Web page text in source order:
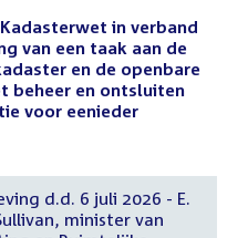
in verband
van een taak aan de
en de openbare
beheer en ontsluiten
voor eenieder
d.d. 6 juli 2026 - E.
minister van